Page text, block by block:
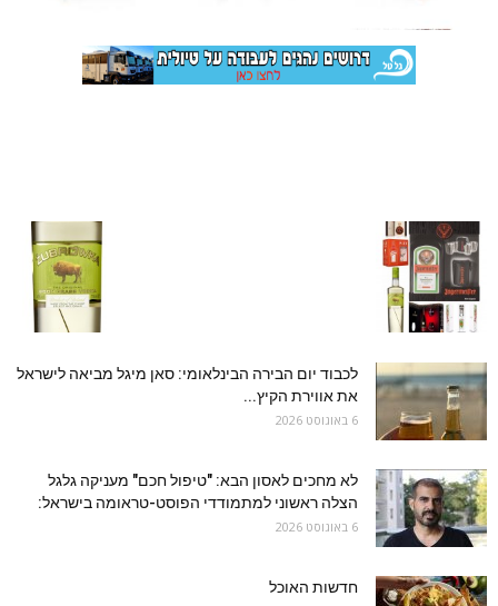
לכבוד יום הבירה הבינלאומי: סאן מיגל מביאה לישראל
את אווירת הקיץ...
6 באוגוסט 2026
לא מחכים לאסון הבא: "טיפול חכם" מעניקה גלגל
הצלה ראשוני למתמודדי הפוסט-טראומה בישראל:
6 באוגוסט 2026
חדשות האוכל